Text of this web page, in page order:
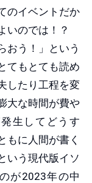
のイベントだか
いのでは！？
おう！」という
てもとても読め
したり工程を変
大な時間が費や
生してどうす
もに人間が書く
いう現代版イソ
が2023年の中